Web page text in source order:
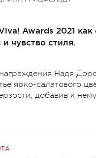
Awards 2021
чувство стиля.
Надя
ярко-салатового
добавив к